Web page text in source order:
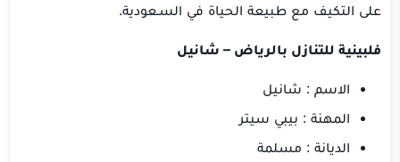
على التكيف مع طبيعة الحياة في السـعودية.
فلبينية للتنازل بالرياض – شانيل
الاسم : شانيل
المهنة : بيبي سيتر
الديانة : مسلمة